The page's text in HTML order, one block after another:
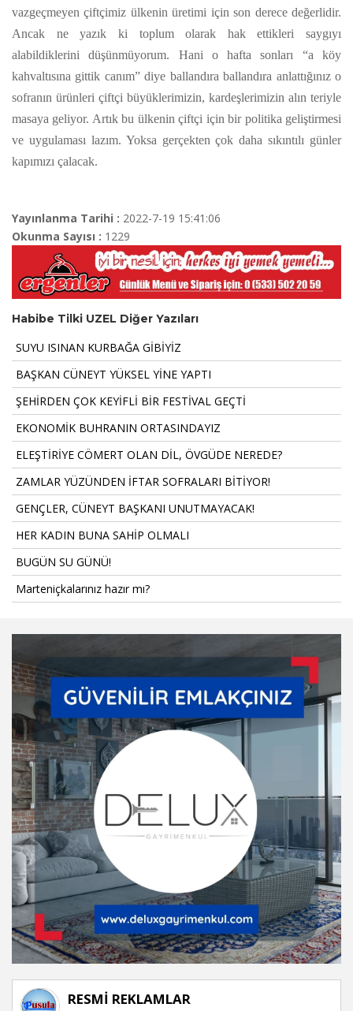
vazgeçmeyen çiftçimiz ülkenin üretimi için son derece değerlidir.
Ancak ne yazık ki toplum olarak hak ettikleri saygıyı
alabildiklerini düşünmüyorum. Hani o hafta sonları “a köy
kahvaltısına gittik canım” diye ballandıra ballandıra anlattığınız o
sofranın ürünleri çiftçi büyüklerimizin, kardeşlerimizin alın teriyle
masaya geliyor. Artık bu ülkenin çiftçi için bir politika geliştirmesi
ve uygulaması lazım. Yoksa gerçekten çok daha sıkıntılı günler
kapımızı çalacak.
Yayınlanma Tarihi : 2022-7-19 15:41:06
Okunma Sayısı : 1229
Habibe Tilki UZEL Diğer Yazıları
SUYU ISINAN KURBAĞA GİBİYİZ
BAŞKAN CÜNEYT YÜKSEL YİNE YAPTI
ŞEHİRDEN ÇOK KEYİFLİ BİR FESTİVAL GEÇTİ
EKONOMİK BUHRANIN ORTASINDAYIZ
ELEŞTİRİYE CÖMERT OLAN DİL, ÖVGÜDE NEREDE?
ZAMLAR YÜZÜNDEN İFTAR SOFRALARI BİTİYOR!
GENÇLER, CÜNEYT BAŞKANI UNUTMAYACAK!
HER KADIN BUNA SAHİP OLMALI
BUGÜN SU GÜNÜ!
Marteniçkalarınız hazır mı?
RESMİ REKLAMLAR